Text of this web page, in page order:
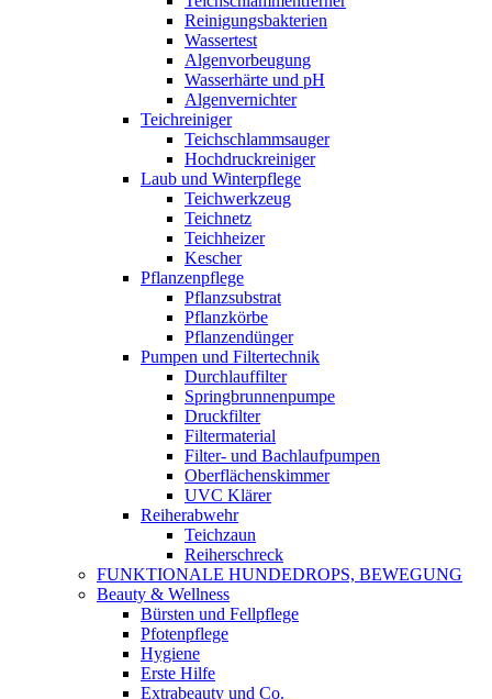
Reinigungsbakterien
Wassertest
Algenvorbeugung
Wasserhärte und pH
Algenvernichter
Teichreiniger
Teichschlammsauger
Hochdruckreiniger
Laub und Winterpflege
Teichwerkzeug
Teichnetz
Teichheizer
Kescher
Pflanzenpflege
Pflanzsubstrat
Pflanzkörbe
Pflanzendünger
Pumpen und Filtertechnik
Durchlauffilter
Springbrunnenpumpe
Druckfilter
Filtermaterial
Filter- und Bachlaufpumpen
Oberflächenskimmer
UVC Klärer
Reiherabwehr
Teichzaun
Reiherschreck
FUNKTIONALE HUNDEDROPS, BEWEGUNG
Beauty & Wellness
Bürsten und Fellpflege
Pfotenpflege
Hygiene
Erste Hilfe
Extrabeauty und Co.